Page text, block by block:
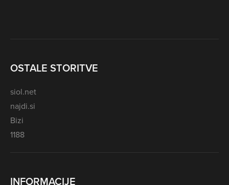
OSTALE STORITVE
siol.net
najdi.si
Bizi
1188
INFORMACIJE